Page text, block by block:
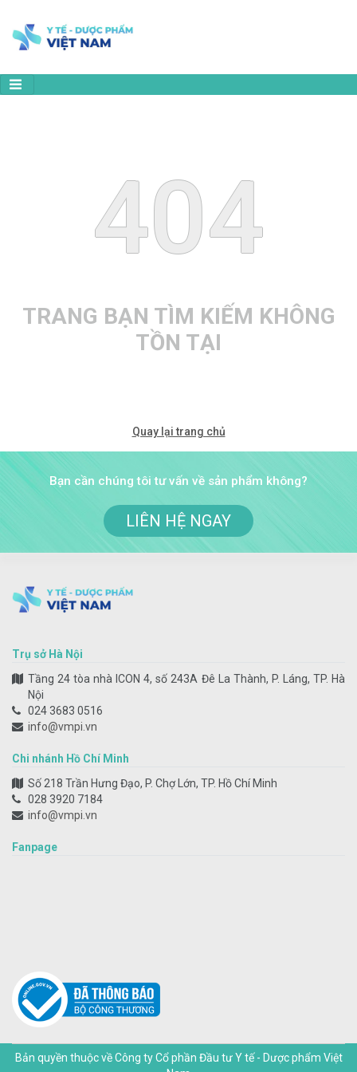
404
TRANG BẠN TÌM KIẾM KHÔNG
TỒN TẠI
Quay lại trang chủ
Bạn cần chúng tôi tư vấn về sản phẩm không?
LIÊN HỆ NGAY
Trụ sở Hà Nội
Tầng 24 tòa nhà ICON 4, số 243A Đê La Thành, P. Láng, TP. Hà
Nội
024 3683 0516
info@vmpi.vn
Chi nhánh Hồ Chí Minh
Số 218 Trần Hưng Đạo, P. Chợ Lớn, TP. Hồ Chí Minh
028 3920 7184
info@vmpi.vn
Fanpage
Bản quyền thuộc về Công ty Cổ phần Đầu tư Y tế - Dược phẩm Việt